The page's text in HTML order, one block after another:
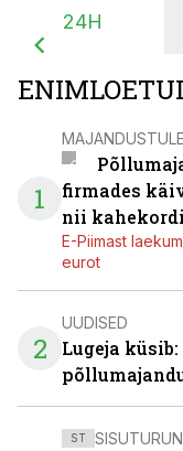
24H
1
firmades
nii
E-Piimast
eurot
2
UUDISED
Lugeja
ST